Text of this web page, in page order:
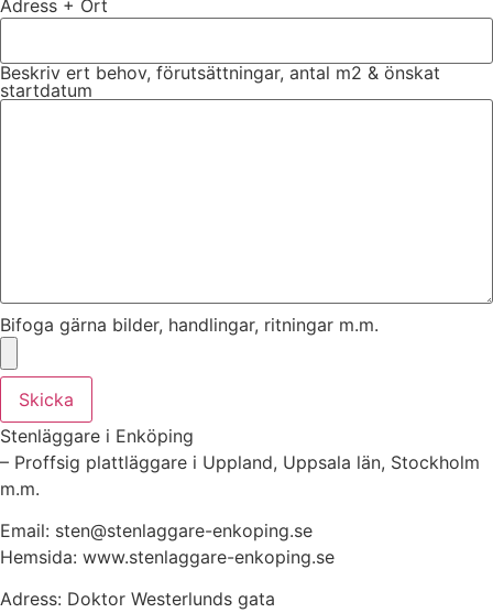
Adress + Ort
Beskriv ert behov, förutsättningar, antal m2 & önskat
startdatum
Bifoga gärna bilder, handlingar, ritningar m.m.
Skicka
Stenläggare i Enköping
– Proffsig plattläggare i Uppland, Uppsala län, Stockholm
m.m.
Email: sten@stenlaggare-enkoping.se
Hemsida: www.stenlaggare-enkoping.se
Adress: Doktor Westerlunds gata